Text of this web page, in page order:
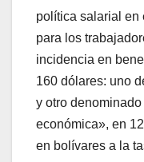
política salarial en
para los
incidencia en
160 dólares: uno
y otro
económica», en
en bolívares a la